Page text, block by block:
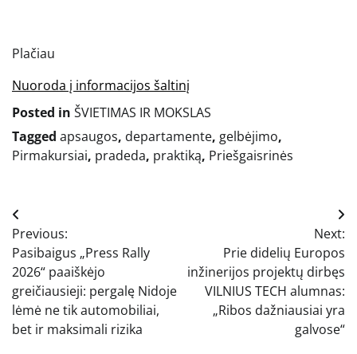
Plačiau
Nuoroda į informacijos šaltinį
Posted in ŠVIETIMAS IR MOKSLAS
Tagged apsaugos, departamente, gelbėjimo,
Pirmakursiai, pradeda, praktiką, Priešgaisrinės
Navigacija
tarp
įrašų
Previous:
Pasibaigus „Press Rally
2026“ paaiškėjo
greičiausieji: pergalę Nidoje
lėmė ne tik automobiliai,
bet ir maksimali rizika
Next:
Prie didelių Europos
inžinerijos projektų dirbęs
VILNIUS TECH alumnas:
„Ribos dažniausiai yra
galvose“